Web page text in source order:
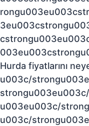
Hurda fiyatlarını
u003c/
u003eu003c/
u003c/